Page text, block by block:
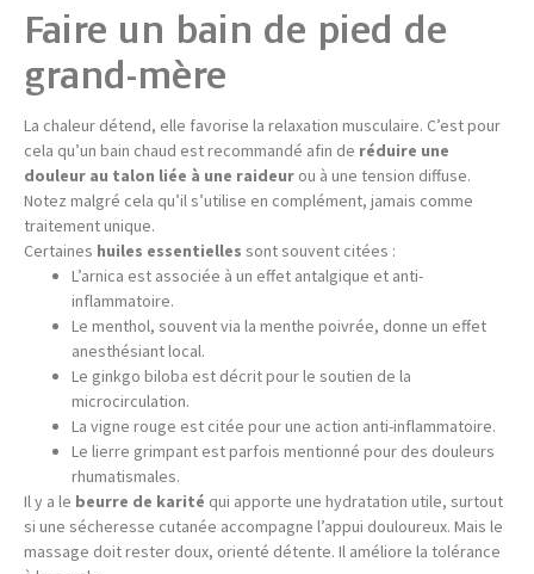
Faire un bain de pied de
grand-mère
La chaleur détend, elle favorise la relaxation musculaire. C’est pour
cela qu’un bain chaud est recommandé afin de réduire une
douleur au talon liée à une raideur ou à une tension diffuse.
Notez malgré cela qu’il s’utilise en complément, jamais comme
traitement unique.
Certaines huiles essentielles sont souvent citées :
L’arnica est associée à un effet antalgique et anti-
inflammatoire.
Le menthol, souvent via la menthe poivrée, donne un effet
anesthésiant local.
Le ginkgo biloba est décrit pour le soutien de la
microcirculation.
La vigne rouge est citée pour une action anti-inflammatoire.
Le lierre grimpant est parfois mentionné pour des douleurs
rhumatismales.
Il y a le beurre de karité qui apporte une hydratation utile, surtout
si une sécheresse cutanée accompagne l’appui douloureux. Mais le
massage doit rester doux, orienté détente. Il améliore la tolérance